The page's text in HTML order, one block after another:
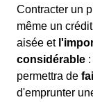
Contracter un
même un
aisée et
considérable
permettra de
d'emprunter